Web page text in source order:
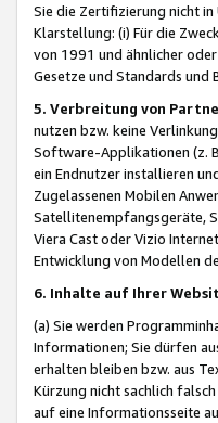
Sie die Zertifizierung nicht
Klarstellung: (i) Für die
von 1991 und ähnlicher
Gesetze und Standards
5. Verbreitung von
nutzen bzw. keine
Software-Applikationen (z.
ein Endnutzer installieren
Zugelassenen Mobilen
Satellitenempfangsgeräte,
Viera Cast oder Vizio
Entwicklung von Modellen
6. Inhalte auf Ihrer
(a) Sie werden
Informationen; Sie dürfen
erhalten bleiben bzw. aus
Kürzung nicht sachlich
auf eine Informationsseite